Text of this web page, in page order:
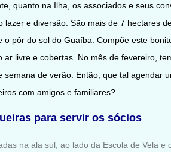
quanto na Ilha, os associados e seus
lazer e diversão. São mais de 7 hectares
o pôr do sol do Guaíba. Compõe este
ar livre e cobertas. No mês de fevereiro,
semana de verão. Então, que tal agendar
com amigos e familiares?
para servir os sócios
na ala sul, ao lado da Escola de Vela